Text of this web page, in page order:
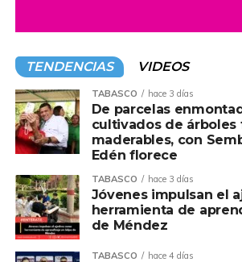
TENDENCIAS VIDEOS
TABASCO hace 3 días
De parcelas
cultivados de árboles
maderables, con
Edén florece
TABASCO hace 3 días
Jóvenes impulsan el
herramienta de
de Méndez
TABASCO hace 4 días